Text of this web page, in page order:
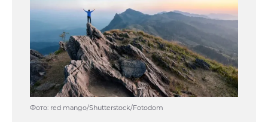
Фото: red mango/Shutterstock/Fotodom